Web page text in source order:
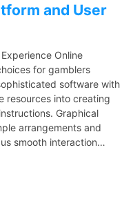
and User
Online
for gamblers
software with
resources into creating
Graphical
arrangements and
smooth interaction…